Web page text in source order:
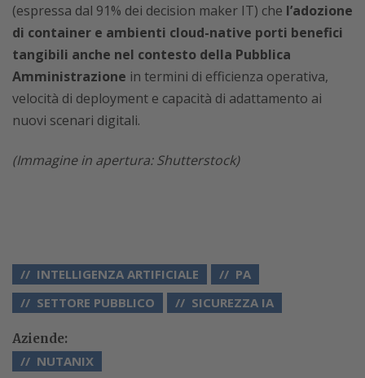
(espressa dal 91% dei decision maker IT) che l’adozione
di container e ambienti cloud-native porti benefici
tangibili anche nel contesto della Pubblica
Amministrazione in termini di efficienza operativa,
velocità di deployment e capacità di adattamento ai
nuovi scenari digitali.
(Immagine in apertura: Shutterstock)
INTELLIGENZA ARTIFICIALE
PA
SETTORE PUBBLICO
SICUREZZA IA
Aziende:
NUTANIX